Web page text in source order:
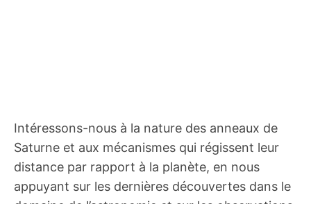
Intéressons-nous à la nature des anneaux de
Saturne et aux mécanismes qui régissent leur
distance par rapport à la planète, en nous
appuyant sur les dernières découvertes dans le